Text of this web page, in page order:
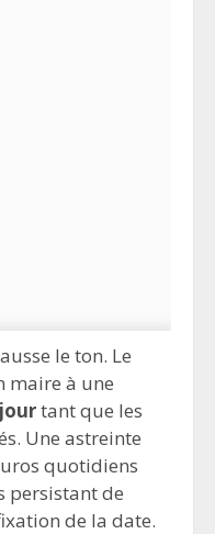
le ton. Le
maire à une
tant que les
Une astreinte
quotidiens
persistant de
de la date.